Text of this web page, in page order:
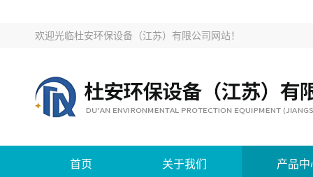
欢迎光临杜安环保设备（江苏）有限公司网站！
首页 关于我们 产品中